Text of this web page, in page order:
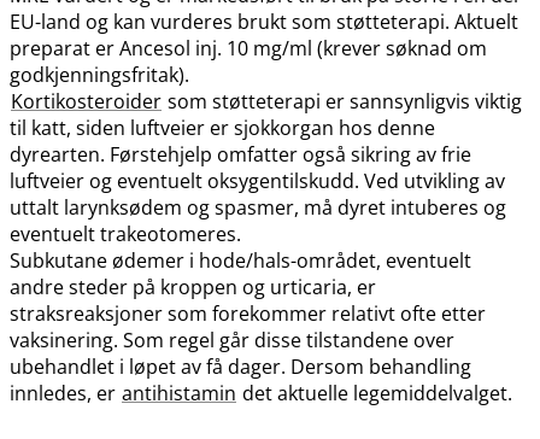
EU-land og kan vurderes brukt som støtteterapi. Aktuelt
preparat er Ancesol inj. 10 mg/ml (krever søknad om
godkjenningsfritak).
Kortikosteroider som støtteterapi er sannsynligvis viktig
til katt, siden luftveier er sjokkorgan hos denne
dyrearten. Førstehjelp omfatter også sikring av frie
luftveier og eventuelt oksygentilskudd. Ved utvikling av
uttalt larynksødem og spasmer, må dyret intuberes og
eventuelt trakeotomeres.
Subkutane ødemer i hode​/​hals-området, eventuelt
andre steder på kroppen og urticaria, er
straksreaksjoner som forekommer relativt ofte etter
vaksinering. Som regel går disse tilstandene over
ubehandlet i løpet av få dager. Dersom behandling
innledes, er antihistamin det aktuelle legemiddelvalget.